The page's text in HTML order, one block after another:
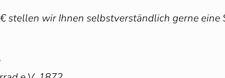
stellen wir Ihnen selbstverständlich gerne